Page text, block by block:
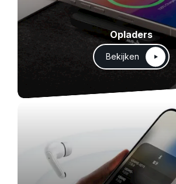
Opladers
Bekijken